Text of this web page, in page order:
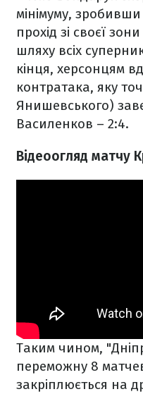
мінімуму,
прохід зі своєї
шляху всіх
кінця, херсонцям
контратака, яку
Янишевського)
Василенков – 2:4.
Відеоогляд матчу
Таким чином,
переможну 8
закріплюється на